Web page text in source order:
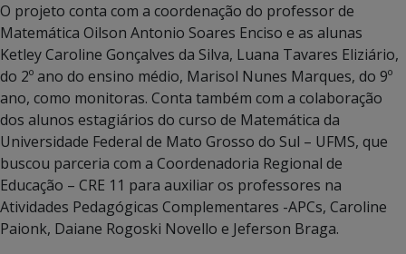
O projeto conta com a coordenação do professor de
Matemática Oilson Antonio Soares Enciso e as alunas
Ketley Caroline Gonçalves da Silva, Luana Tavares Eliziário,
do 2º ano do ensino médio, Marisol Nunes Marques, do 9º
ano, como monitoras. Conta também com a colaboração
dos alunos estagiários do curso de Matemática da
Universidade Federal de Mato Grosso do Sul – UFMS, que
buscou parceria com a Coordenadoria Regional de
Educação – CRE 11 para auxiliar os professores na
Atividades Pedagógicas Complementares -APCs, Caroline
Paionk, Daiane Rogoski Novello e Jeferson Braga.